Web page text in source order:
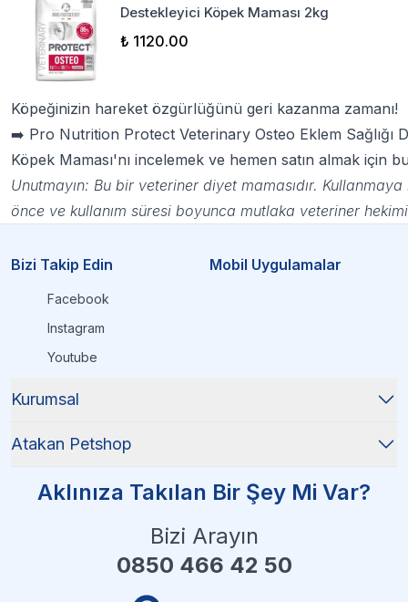
Destekleyici Köpek Maması 2kg
₺ 1120.00
Köpeğinizin hareket özgürlüğünü geri kazanma zamanı!
➡️ Pro Nutrition Protect Veterinary Osteo Eklem Sağlığı
Köpek Maması'nı incelemek ve hemen satın almak için
Unutmayın: Bu bir veteriner diyet mamasıdır.
önce ve kullanım süresi boyunca mutlaka veteriner
Bizi Takip Edin
Facebook
Instagram
Youtube
Mobil Uygulamalar
Kurumsal
Atakan Petshop
Aklınıza Takılan Bir Şey Mi Var?
Bizi Arayın
0850 466 42 50